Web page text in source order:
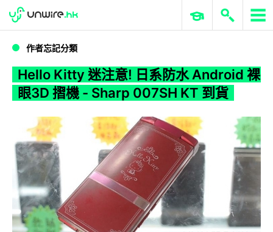
WWDC 2026 ERP 與商業 AI
作者忘記分類
Hello Kitty 迷注意! 日系防水 Android 裸
眼3D 摺機 - Sharp 007SH KT 到貨